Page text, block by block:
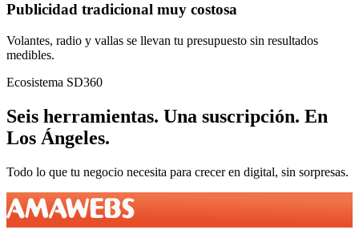
Publicidad tradicional muy costosa
Volantes, radio y vallas se llevan tu presupuesto sin resultados
medibles.
Ecosistema SD360
Seis herramientas. Una suscripción. En
Los Ángeles.
Todo lo que tu negocio necesita para crecer en digital, sin sorpresas.